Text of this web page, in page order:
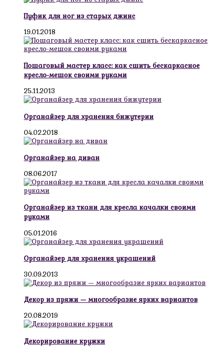
Пуфик для ног из старых джинс
19.01.2018
Пошаговый мастер класс: как сшить бескаркасное
кресло-мешок своими руками
25.11.2013
Органайзер для хранения бижутерии
04.02.2018
Органайзер на диван
08.06.2017
Органайзер из ткани для кресла качалки своими
руками
05.01.2016
Органайзер для хранения украшений
30.09.2013
Декор из пряжи — многообразие ярких вариантов
20.08.2019
Декорирование кружки